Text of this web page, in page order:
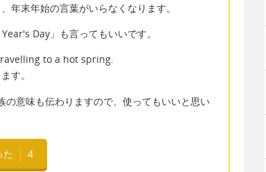
年末年始の言葉がいらなくなります。
Day」も言ってもいいです。
to a hot spring.
す。
の意味も伝わりますので、使ってもいいと思い
た 4